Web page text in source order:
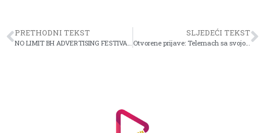
PRETHODNI TEKST SLJEDEĆI TEKST
Otvorene prijave: Telemach sa svojom fondacijom pokrenuo novi ciklus Job Lab programa za srednjoškolce